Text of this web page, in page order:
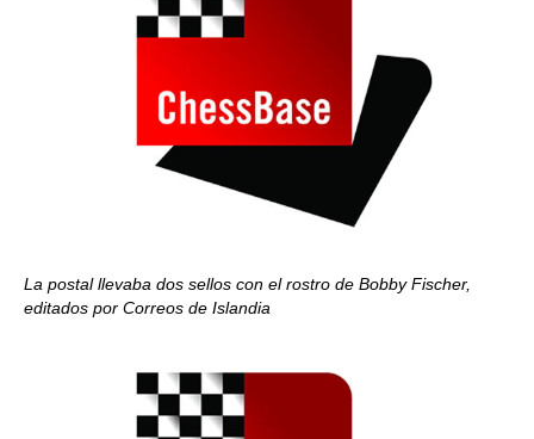
La postal llevaba dos sellos con el rostro de Bobby Fischer,
editados por Correos de Islandia